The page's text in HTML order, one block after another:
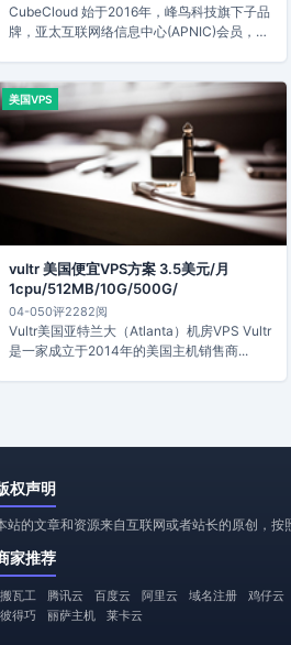
CubeCloud 始于2016年，峰鸟科技旗下子品
牌，亚太互联网络信息中心(APNIC)会员，
美国VPS
vultr 美国便宜VPS方案 3.5美元/月
1cpu/512MB/10G/500G/
04-050评2282阅
Vultr美国亚特兰大（Atlanta）机房VPS Vultr
是一家成立于2014年的美国主机销售商...
权声明
站的文章和资源来自互联网或者站长的原创，
家推荐
搬瓦工 腾讯云 百度云 阿里云 域名注册 鸡仔云
彼得巧
丽萨主机 莱卡云